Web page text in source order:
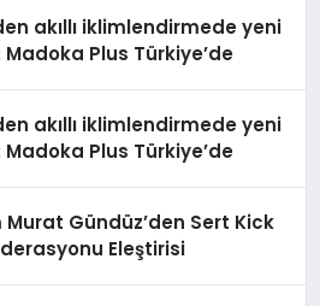
akıllı iklimlendirmede yeni
Plus Türkiye’de
akıllı iklimlendirmede yeni
Plus Türkiye’de
Gündüz’den Sert Kick
Eleştirisi